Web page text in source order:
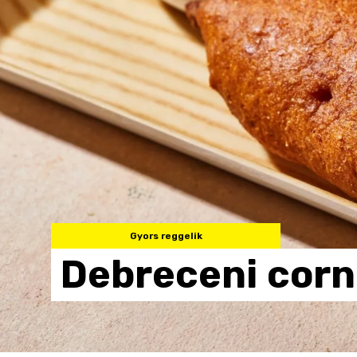
Gyors reggelik
Debreceni corn